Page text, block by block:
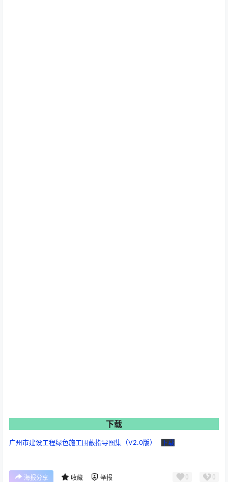
下载
广州市建设工程绿色施工围蔽指导图集（V2.0版） 下载
海报分享 收藏 举报 0 0